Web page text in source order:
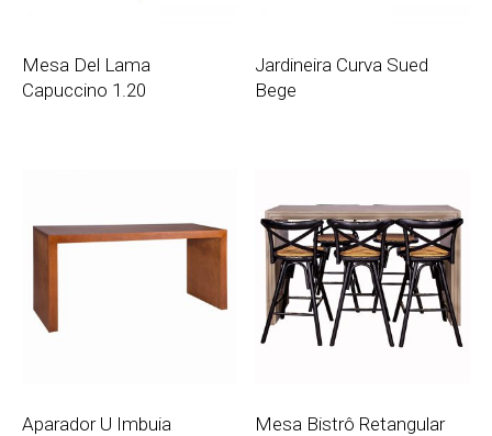
Mesa Del Lama
Capuccino 1.20
Jardineira Curva Sued
Bege
Aparador U Imbuia
Mesa Bistrô Retangular